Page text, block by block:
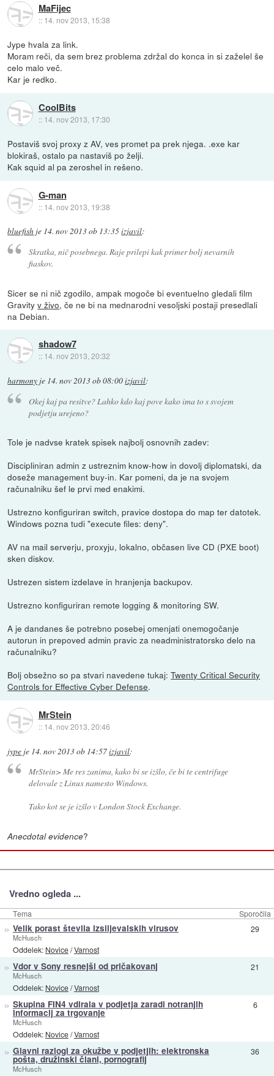
MaFijec
:: 14. nov 2013, 15:38
Jype hvala za link.
Moram reči, da sem brez problema zdržal do konca in si zaželel še
celo malo več.
Kar je redko.
CoolBits
:: 14. nov 2013, 17:30
Postaviš svoj proxy z AV, ves promet pa prek njega. .exe kar
blokiraš, ostalo pa nastaviš po želji.
Kak squid al pa zeroshel in rešeno.
G-man
:: 14. nov 2013, 19:38
bluefish je 14. nov 2013 ob 13:35izjavil:
Skratka, nič posebnega. Raje prilepi kak primer bolj nevarnih
fiaskov.
Sicer se ni nič zgodilo, ampak mogoče bi eventuelno gledali film
Gravityv živo, če ne bi na mednarodni vesoljski postaji presedlali
na Debian.
shadow7
:: 14. nov 2013, 20:32
harmony je 14. nov 2013 ob 08:00izjavil:
Okej kaj pa resitve? Lahko kdo kaj pove kako ima to s svojem
podjetju urejeno?
Tole je nadvse kratek spisek najbolj osnovnih zadev:
Discipliniran admin z ustreznim know-how in dovolj diplomatski, da
doseže management buy-in. Kar pomeni, da je na svojem
računalniku šef le prvi med enakimi.
Ustrezno konfiguriran switch, pravice dostopa do map ter datotek.
Windows pozna tudi "execute files: deny".
AV na mail serverju, proxyju, lokalno, občasen live CD (PXE boot)
sken diskov.
Ustrezen sistem izdelave in hranjenja backupov.
Ustrezno konfiguriran remote logging & monitoring SW.
A je dandanes še potrebno posebej omenjati onemogočanje
autorun in prepoved admin pravic za neadministratorsko delo na
računalniku?
Bolj obsežno so pa stvari navedene tukaj:Twenty Critical Security
Controls for Effective Cyber Defense.
MrStein
:: 14. nov 2013, 20:46
jype je 14. nov 2013 ob 14:57izjavil:
MrStein> Me res zanima, kako bi se izšlo, če bi te centrifuge
delovale z Linux namesto Windows.
Tako kot se je izšlo v London Stock Exchange.
Anecdotal evidence?
Vredno ogleda ...
Tema Sporočila
» Velik porast števila izsiljevalskih virusov
McHusch
Oddelek: Novice/Varnost
29
» Vdor v Sony resnejši od pričakovanj
McHusch
Oddelek: Novice/Varnost
21
» Skupina FIN4 vdirala v podjetja zaradi notranjih
informacij za trgovanje
McHusch
Oddelek: Novice/Varnost
6
» Glavni razlogi za okužbe v podjetjih: elektronska
pošta, družinski člani, pornografij
McHusch
36